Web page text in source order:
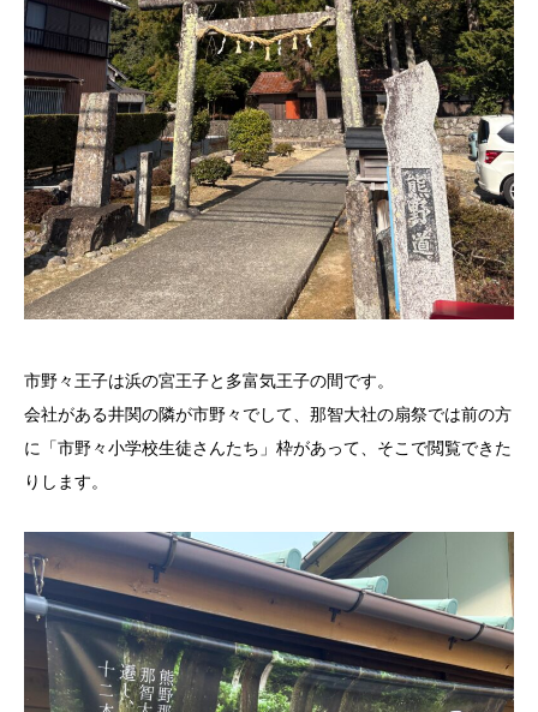
市野々王子は浜の宮王子と多富気王子の間です。
会社がある井関の隣が市野々でして、那智大社の扇祭では前の方
に「市野々小学校生徒さんたち」枠があって、そこで閲覧できた
りします。